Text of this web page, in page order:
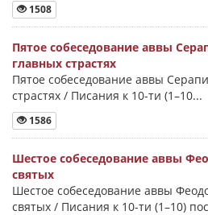
1508
Пятое собеседование аввы
главных страстях
Пятое собеседование аввы
страстях / Писания к 10-ти (1–10...
1586
Шестое собеседование аввы
святых
Шестое собеседование аввы
святых / Писания к 10-ти (1–10)